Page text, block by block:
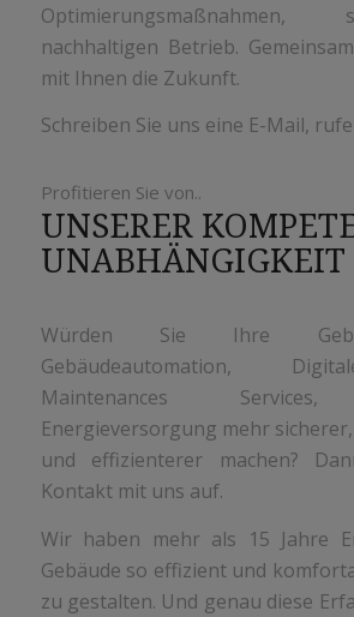
nachhaltigen Betrieb.
mit Ihnen die Zukunft.
Schreiben Sie uns eine E-Mail,
Profitieren Sie von..
UNSERER
UNABHÄNGIGKEIT
Würden Sie Ihre
Gebäudeautomation,
Maintenances Services,
Energieversorgung mehr
und effizienterer machen?
Kontakt mit uns auf.
Wir haben mehr als 15 Jahre
Gebäude so effizient und
zu gestalten. Und genau diese